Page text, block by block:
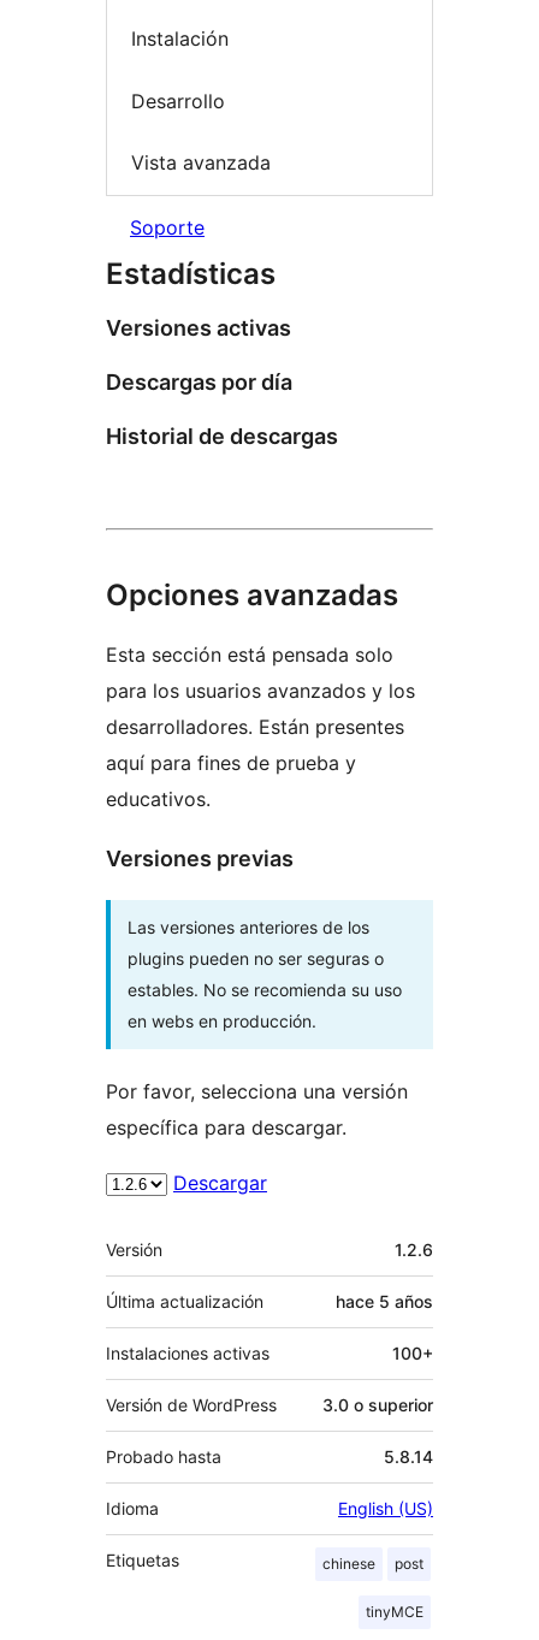
Instalación
Desarrollo
Vista avanzada
Soporte
Estadísticas
Versiones activas
Descargas por día
Historial de descargas
Opciones avanzadas
Esta sección está pensada solo
para los usuarios avanzados y los
desarrolladores. Están presentes
aquí para fines de prueba y
educativos.
Versiones previas
Las versiones anteriores de los
plugins pueden no ser seguras o
estables. No se recomienda su uso
en webs en producción.
Por favor, selecciona una versión
específica para descargar.
Descargar
Meta
Versión 1.2.6
Última actualización hace 5 años
Instalaciones activas 100+
Versión de WordPress 3.0 o superior
Probado hasta 5.8.14
Idioma English (US)
Etiquetas chinese post
tinyMCE